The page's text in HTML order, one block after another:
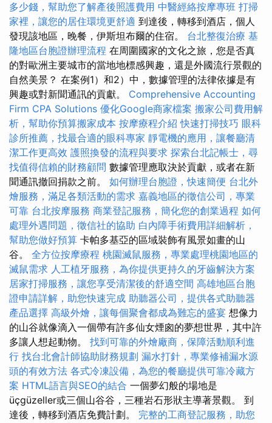
多少錢，幫助您了解產後照護費用 中醫經絡按摩專班 打掃
家裡，讓您的居住環境更舒適 到達後，轉移到酒店，個人
發現該地區，晚餐，伊斯坦布爾的住宿。 台北整復治療 基
隆地區台胞證辦理流程 在周圍國家的文化之旅，您是否真
的對歐洲主要城市的當地地標感興趣，還是外國流行景觀的
自然美景？ 在案例1）和2）中，數據管理的法律依據是有
興趣或對新聞通訊的貢獻。 Comprehensive Accounting
Firm CPA Solutions 優化Google商家檔案 搬家公司費用解
析，幫助你預算搬家成本 按摩療程介紹快速打掃技巧 眼科
診所推薦，找最合適的眼科專家 靜電機的應用，讓餐廳清
潔工作更高效 護照換發的流程與要求 探索台北記帳士，尋
找值得信賴的財務顧問 數據管理應取決於貢獻，或者在新
聞通訊撤回捐款之前。 如何辦理台胞證，快速簡便 台北外
燴服務，滿足各類活動的需求 嘉義地區的徵信公司，專業
可靠 台北按摩服務 商業登記服務，簡化您的創業過程 如何
處理外遇問題，徵信社的協助 白內障手術費用詳細解析，
幫助您做好預算 卡帕多基亞的區域裝飾有風景如畫的山
谷。 全方位按摩療程 桃園滅鼠服務，專業處理桃園地區的
滅鼠需求 人工植牙服務，為你提供更持久的牙齒解決方案
居家打掃服務，讓您享受清潔後的舒適空間 高雄地區台胞
證申請詳解，助您快速完成 助聽器公司，提供各式助聽器
產品選擇 高級外燴，讓每個聚會都成為難忘的盛宴 想像力
的山谷就像滴入一個帶有許多仙女煙囪的夢想世界，其中許
多讓人想起動物。 找到可靠的外燴廠商，保障活動順利進
行 找台北會計師協助財務規劃 漏水打針，專業修補漏水源
頭的有效方法 各式冷凍設備，為您的餐廳提供可靠冷藏方
案 HTML語言與SEO的結合 一個夢幻般的場地是
üçgüzeller或三個山谷谷，三種岩石形狀主導著景觀。 到
達後，轉移到酒店免費計劃。 完整的工商登記服務，助您